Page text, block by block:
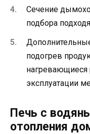
Сечение
подбора
подогрев
нагревающиеся
эксплуатации
Печь с
отопления